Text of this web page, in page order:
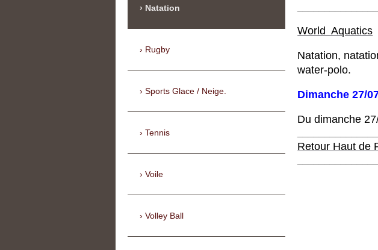
World Aquatics
Natation,
water-polo.
Dimanche 27/
Du dimanche
Retour Haut de
Natation
Rugby
Sports Glace / Neige.
Tennis
Voile
Volley Ball